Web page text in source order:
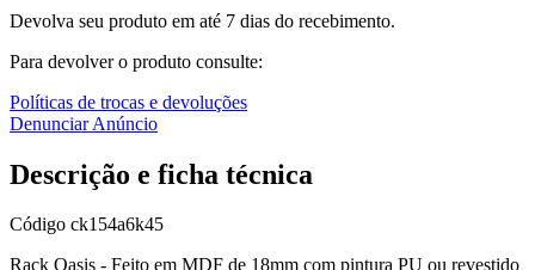
Devolva seu produto em até 7 dias do recebimento.
Para devolver o produto consulte:
Políticas de trocas e devoluções
Denunciar Anúncio
Descrição e ficha técnica
Código ck154a6k45
Rack Oasis - Feito em MDF de 18mm com pintura PU ou revestido